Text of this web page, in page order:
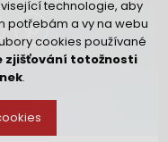
technologie, aby
potřebám a vy na webu
cookies používané
zjišťování totožnosti
.